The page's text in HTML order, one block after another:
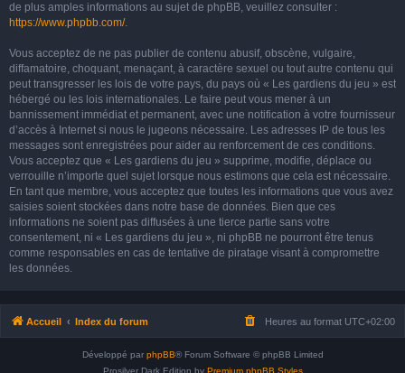
de plus amples informations au sujet de phpBB, veuillez consulter :
https://www.phpbb.com/.
Vous acceptez de ne pas publier de contenu abusif, obscène, vulgaire,
diffamatoire, choquant, menaçant, à caractère sexuel ou tout autre contenu qui
peut transgresser les lois de votre pays, du pays où « Les gardiens du jeu » est
hébergé ou les lois internationales. Le faire peut vous mener à un
bannissement immédiat et permanent, avec une notification à votre fournisseur
d’accès à Internet si nous le jugeons nécessaire. Les adresses IP de tous les
messages sont enregistrées pour aider au renforcement de ces conditions.
Vous acceptez que « Les gardiens du jeu » supprime, modifie, déplace ou
verrouille n’importe quel sujet lorsque nous estimons que cela est nécessaire.
En tant que membre, vous acceptez que toutes les informations que vous avez
saisies soient stockées dans notre base de données. Bien que ces
informations ne soient pas diffusées à une tierce partie sans votre
consentement, ni « Les gardiens du jeu », ni phpBB ne pourront être tenus
comme responsables en cas de tentative de piratage visant à compromettre
les données.
Accueil Index du forum Heures au format UTC+02:00
Développé par phpBB® Forum Software © phpBB Limited
Prosilver Dark Edition by Premium phpBB Styles